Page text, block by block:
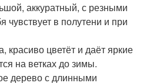
аккуратный, с резными
в полутени и при
красиво цветёт и даёт яркие
на ветках до зимы.
дерево с длинными